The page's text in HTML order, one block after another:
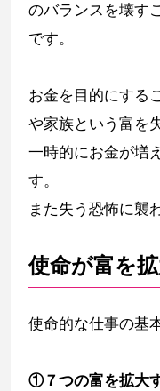
のバランスを壊す
です。
お金を目的にする
や家族という富を
一時的にお金が増
す。
また失う恐怖に襲
使命が富を
使命的な仕事の基
①７つの富を拡大